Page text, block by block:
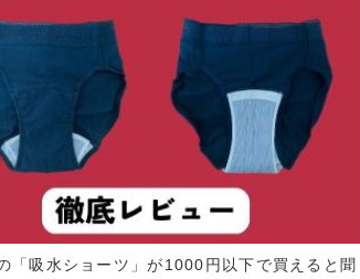
「吸水ショーツ」が1000円以下で買えると聞